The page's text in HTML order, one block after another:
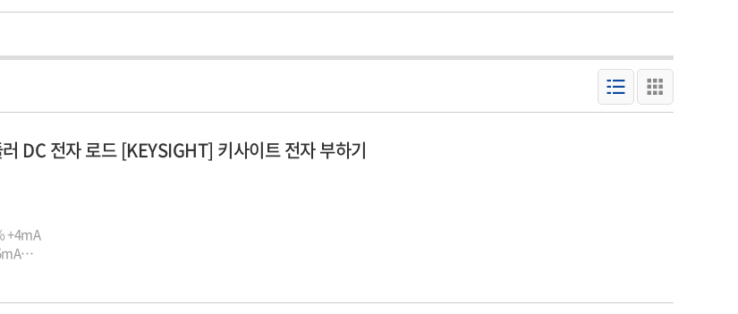
DC 전자 로드 [KEYSIGHT] 키사이트 전자 부하기
+4mA